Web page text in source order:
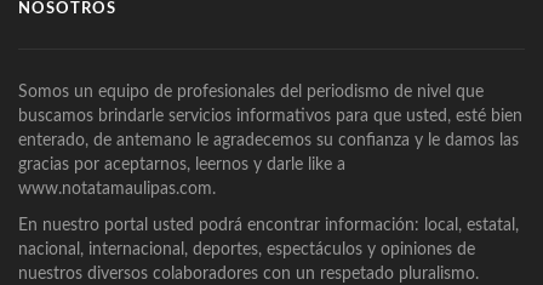
NOSOTROS
Somos un equipo de profesionales del periodismo de nivel que
buscamos brindarle servicios informativos para que usted, esté bien
enterado, de antemano le agradecemos su confianza y le damos las
gracias por aceptarnos, leernos y darle like a
www.notatamaulipas.com.
En nuestro portal usted podrá encontrar información: local, estatal,
nacional, internacional, deportes, espectáculos y opiniones de
nuestros diversos colaboradores con un respetado pluralismo.